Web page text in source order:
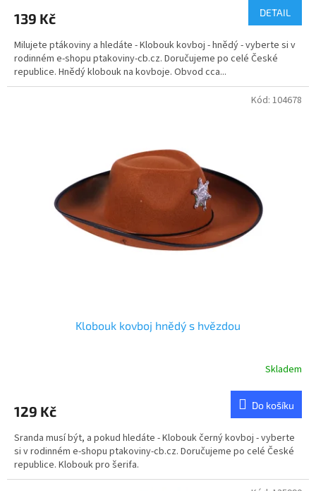
je
z
5
hvězdiček.
139 Kč DETAIL
Milujete ptákoviny a hledáte - Klobouk kovboj - hnědý - vyberte si v
rodinném e-shopu ptakoviny-cb.cz. Doručujeme po celé České
republice. Hnědý klobouk na kovboje. Obvod cca...
Klobouk kovboj hnědý s hvězdou
je
z
5
hvězdiček.
Skladem
129 Kč Do košíku
Sranda musí být, a pokud hledáte - Klobouk černý kovboj - vyberte
si v rodinném e-shopu ptakoviny-cb.cz. Doručujeme po celé České
republice. Klobouk pro šerifa.
Kód: 104678